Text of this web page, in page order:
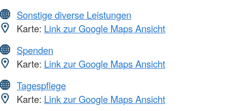
Sonstige diverse Leistungen
Karte: Link zur Google Maps Ansicht
Spenden
Karte: Link zur Google Maps Ansicht
Tagespflege
Karte: Link zur Google Maps Ansicht